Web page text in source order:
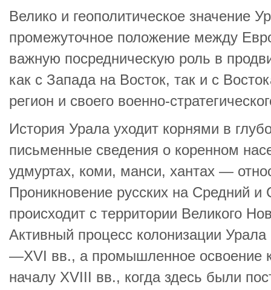
Велико и геополитическое значение
промежуточное положение между
важную посредническую роль в
как с Запада на Восток, так и с
регион и своего военно-
История Урала уходит корнями в
письменные сведения о коренном
удмуртах, коми, манси, хантах —
Проникновение русских на Средний
происходит с территории Великого
Активный процесс колонизации Урала
—XVI вв., а промышленное освоение
началу XVIII вв., когда здесь были